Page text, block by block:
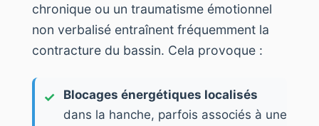
chronique ou un traumatisme émotionnel
non verbalisé entraînent fréquemment la
contracture du bassin. Cela provoque :
Blocages énergétiques localisés
dans la hanche, parfois associés à une